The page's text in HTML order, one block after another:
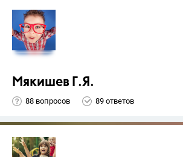
Мякишев Г.Я.
88 вопросов 89 ответов